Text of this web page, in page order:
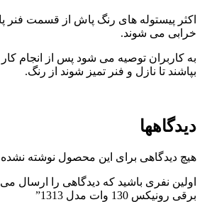
اکثر پیستوله های رنگ پاش از قسمت فنر
خرابی می شوند.
به کاربران توصیه می شود پس از انجام کار
بپاشند تا نازل و فنر تمیز شوند از رنگ.
دیدگاهها
هیچ دیدگاهی برای این محصول نوشته
اولین نفری باشید که دیدگاهی را ارسال می
برقی رونیکس 130 وات مدل 1313”